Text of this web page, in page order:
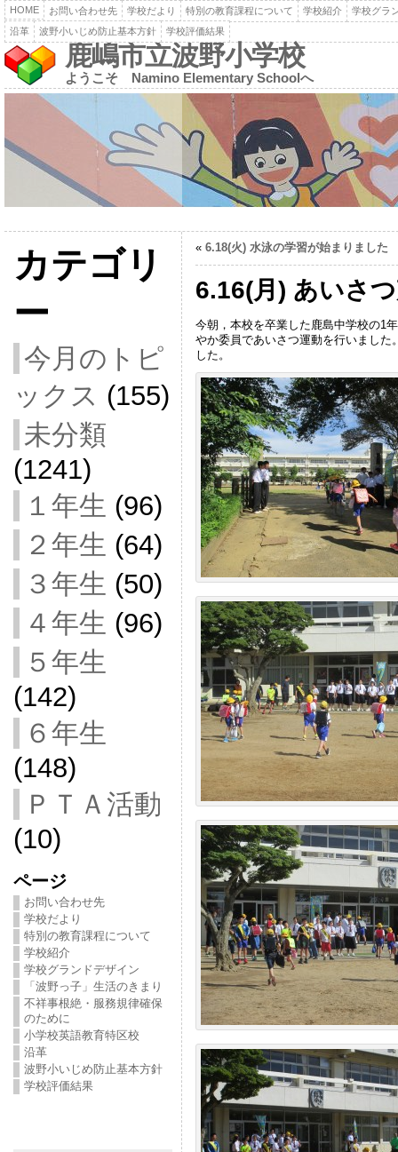
HOME お問い合わせ先 学校だより 特別の教育課程について 学校紹介
学校グラ
沿革
波野小いじめ防止基本方針 学校評価結果
鹿嶋市立波野小学校
ようこそ Namino Elementary Schoolへ
カテゴリ
ー
今月のトピ
ックス (155)
未分類
(1241)
１年生 (96)
２年生 (64)
３年生 (50)
４年生 (96)
５年生
(142)
６年生
(148)
ＰＴＡ活動
(10)
ページ
お問い合わせ先
学校だより
特別の教育課程について
学校紹介
学校グランドデザイン
「波野っ子」生活のきまり
不祥事根絶・服務規律確保
のために
小学校英語教育特区校
沿革
波野小いじめ防止基本方針
学校評価結果
« 6.18(火) 水泳の学習が始まりました
6.16(月) あいさ
今朝，本校を卒業した鹿島中学校の1
やか委員であいさつ運動を行いまし
した。